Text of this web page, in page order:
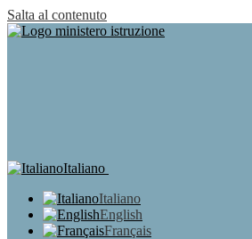
Salta al contenuto
Italiano
Italiano
English
Français